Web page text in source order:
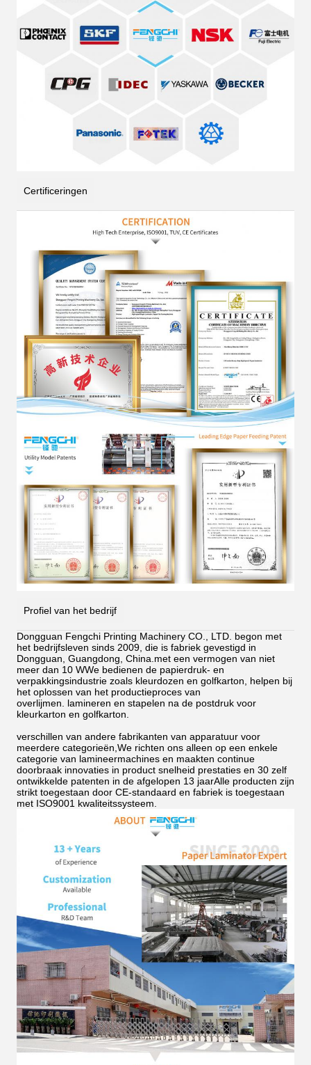
Certificeringen
Profiel van het bedrijf
Dongguan Fengchi Printing Machinery CO., LTD. begon met
het bedrijfsleven sinds 2009, die is fabriek gevestigd in
Dongguan, Guangdong, China.met een vermogen van niet
meer dan 10 WWe bedienen de papierdruk- en
verpakkingsindustrie zoals kleurdozen en golfkarton, helpen bij
het oplossen van het productieproces van
overlijmen.
lamineren en stapelen na de postdruk voor
kleurkarton en golfkarton.
verschillen van andere fabrikanten van apparatuur voor
meerdere categorieën,We richten ons alleen op een enkele
categorie van lamineermachines en maakten continue
doorbraak innovaties in product snelheid prestaties en 30 zelf
ontwikkelde patenten in de afgelopen 13 jaarAlle producten zijn
strikt toegestaan door CE-standaard en fabriek is toegestaan
met ISO9001 kwaliteitssysteem.